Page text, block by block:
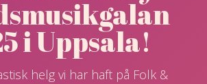
i Uppsala!
helg vi har haft på Folk &